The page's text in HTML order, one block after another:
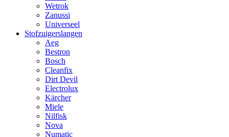
Wetrok
Zanussi
Universeel
Stofzuigerslangen
Aeg
Bestron
Bosch
Cleanfix
Dirt Devil
Electrolux
Kärcher
Miele
Nilfisk
Nova
Numatic